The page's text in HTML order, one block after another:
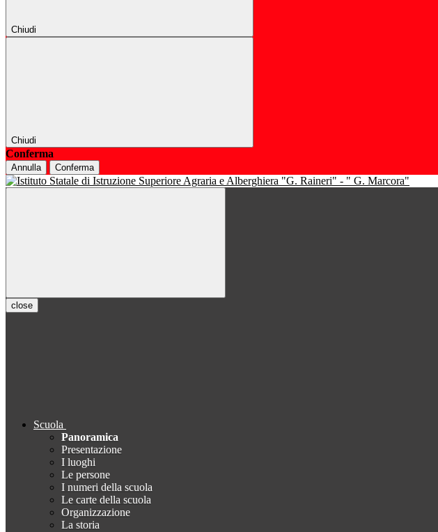
Chiudi
Chiudi
Conferma
Annulla Conferma
close
Scuola
Panoramica
Presentazione
I luoghi
Le persone
I numeri della scuola
Le carte della scuola
Organizzazione
La storia